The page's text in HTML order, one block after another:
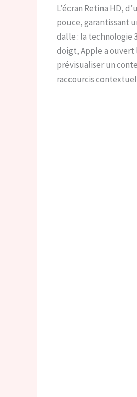
L’écran Retina HD,
pouce, garantissant
dalle : la technologie
doigt, Apple a ouvert
prévisualiser un
raccourcis